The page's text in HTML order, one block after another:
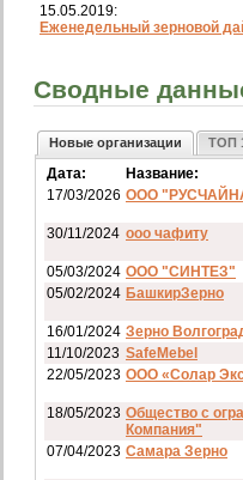
15.05.2019:
Еженедельный зерновой
Сводные
Новые организации ТОП
Дата:
Название:
17/03/2026 ООО
30/11/2024 ооо чафиту
05/03/2024 ООО "СИНТЕЗ"
05/02/2024 БашкирЗерно
16/01/2024 Зерно
11/10/2023 SafeMebel
22/05/2023 ООО «Солар
18/05/2023 Общество с
Компания"
07/04/2023 Самара Зерно